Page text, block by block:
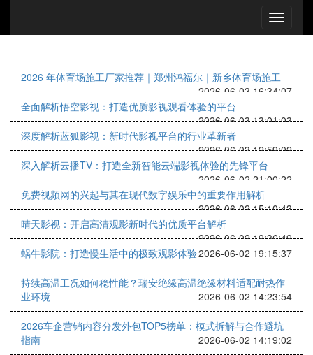
2026 年体育场施工厂家推荐｜郑州鸿福尔｜新乡体育场施工
2026-06-03 16:34:07
全面解析悟空影视：打造优质影视观看体验的平台
2026-06-03 13:01:03
深度解析蓝狐影视：新时代影视平台的行业革新者
2026-06-03 12:59:02
深入解析云播TV：打造全新智能云端影视体验的先锋平台
2026-06-02 21:00:22
免费视频网的兴起与其在现代数字娱乐中的重要作用解析
2026-06-02 15:10:43
晴天影视：开启高清观影新时代的优质平台解析
2026-06-02 19:36:49
蜗牛影院：打造慢生活中的极致观影体验2026-06-02 19:15:37
持续高温工况如何稳性能？瑞安绝缘高温绝缘材料适配耐热作
业环境
2026-06-02 14:23:54
2026车企营销内容分发外包TOP5榜单：模式拆解与合作避坑
指南
2026-06-02 14:19:02